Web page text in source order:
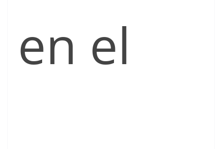
en el